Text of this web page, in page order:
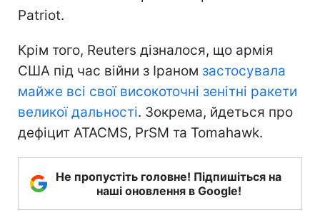
Patriot.
Крім того, Reuters дізналося, що армія
США під час війни з Іраном застосувала
майже всі свої високоточні зенітні ракети
великої дальності. Зокрема, йдеться про
дефіцит ATACMS, PrSM та Tomahawk.
Не пропустіть головне! Підпишіться на
наші оновлення в Google!